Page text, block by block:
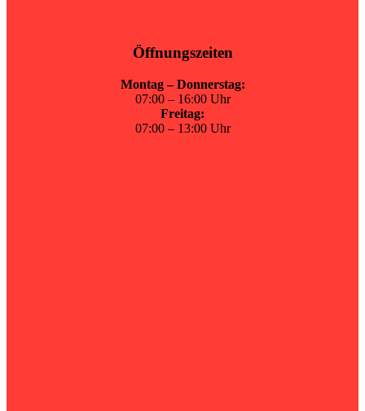
Öffnungszeiten
Montag – Donnerstag:
07:00 – 16:00 Uhr
Freitag:
07:00 – 13:00 Uhr